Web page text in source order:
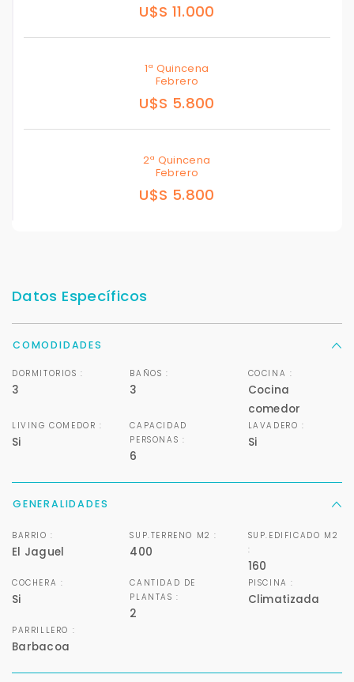
U$S 11.000
1ª Quincena
Febrero
U$S 5.800
2ª Quincena
Febrero
U$S 5.800
Datos Específicos
COMODIDADES
DORMITORIOS :
3
BAÑOS :
3
COCINA :
Cocina
comedor
LIVING COMEDOR :
Si
CAPACIDAD
PERSONAS :
6
LAVADERO :
Si
GENERALIDADES
BARRIO :
El Jaguel
SUP.TERRENO M2 :
400
SUP.EDIFICADO M2
:
160
COCHERA :
Si
CANTIDAD DE
PLANTAS :
2
PISCINA :
Climatizada
PARRILLERO :
Barbacoa